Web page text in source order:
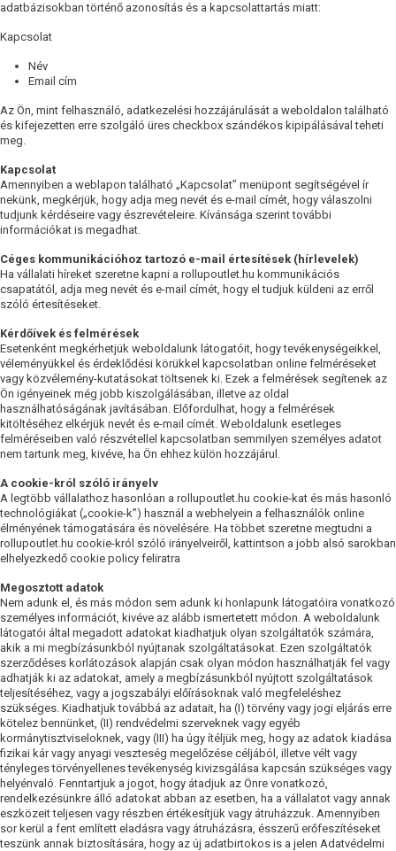
adatbázisokban történő azonosítás és a kapcsolattartás miatt:
Kapcsolat
Név
Email cím
Az Ön, mint felhasználó, adatkezelési hozzájárulását a weboldalon található
és kifejezetten erre szolgáló üres checkbox szándékos kipipálásával teheti
meg.
Kapcsolat
Amennyiben a weblapon található „Kapcsolat” menüpont segítségével ír
nekünk, megkérjük, hogy adja meg nevét és e-mail címét, hogy válaszolni
tudjunk kérdéseire vagy észrevételeire. Kívánsága szerint további
információkat is megadhat.
Céges kommunikációhoz tartozó e-mail értesítések (hírlevelek)
Ha vállalati híreket szeretne kapni a rollupoutlet.hu kommunikációs
csapatától, adja meg nevét és e-mail címét, hogy el tudjuk küldeni az erről
szóló értesítéseket.
Kérdőívek és felmérések
Esetenként megkérhetjük weboldalunk látogatóit, hogy tevékenységeikkel,
véleményükkel és érdeklődési körükkel kapcsolatban online felméréseket
vagy közvélemény-kutatásokat töltsenek ki. Ezek a felmérések segítenek az
Ön igényeinek még jobb kiszolgálásában, illetve az oldal
használhatóságának javításában. Előfordulhat, hogy a felmérések
kitöltéséhez elkérjük nevét és e-mail címét. Weboldalunk esetleges
felméréseiben való részvétellel kapcsolatban semmilyen személyes adatot
nem tartunk meg, kivéve, ha Ön ehhez külön hozzájárul.
A cookie-król szóló irányelv
A legtöbb vállalathoz hasonlóan a rollupoutlet.hu cookie-kat és más hasonló
technológiákat („cookie-k”) használ a webhelyein a felhasználók online
élményének támogatására és növelésére. Ha többet szeretne megtudni a
rollupoutlet.hu cookie-król szóló irányelveiről, kattintson a jobb alsó sarokban
elhelyezkedő cookie policy feliratra
Megosztott adatok
Nem adunk el, és más módon sem adunk ki honlapunk látogatóira vonatkozó
személyes információt, kivéve az alább ismertetett módon. A weboldalunk
látogatói által megadott adatokat kiadhatjuk olyan szolgáltatók számára,
akik a mi megbízásunkból nyújtanak szolgáltatásokat. Ezen szolgáltatók
szerződéses korlátozások alapján csak olyan módon használhatják fel vagy
adhatják ki az adatokat, amely a megbízásunkból nyújtott szolgáltatások
teljesítéséhez, vagy a jogszabályi előírásoknak való megfeleléshez
szükséges. Kiadhatjuk továbbá az adatait, ha (I) törvény vagy jogi eljárás erre
kötelez bennünket, (II) rendvédelmi szerveknek vagy egyéb
kormánytisztviseloknek, vagy (III) ha úgy ítéljük meg, hogy az adatok kiadása
fizikai kár vagy anyagi veszteség megelőzése céljából, illetve vélt vagy
tényleges törvényellenes tevékenység kivizsgálása kapcsán szükséges vagy
helyénvaló. Fenntartjuk a jogot, hogy átadjuk az Önre vonatkozó,
rendelkezésünkre álló adatokat abban az esetben, ha a vállalatot vagy annak
eszközeit teljesen vagy részben értékesítjük vagy átruházzuk. Amennyiben
sor kerül a fent említett eladásra vagy átruházásra, ésszerű erőfeszítéseket
teszünk annak biztosítására, hogy az új adatbirtokos is a jelen Adatvédelmi